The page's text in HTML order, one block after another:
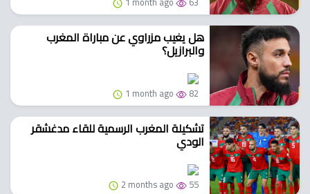
هل يغيب مزراوي عن مباراة المغرب
والبرازيل؟
1 month ago 82
تشكيلة المغرب الرسمية للقاء مدغشقر
الودي
2 months ago 55